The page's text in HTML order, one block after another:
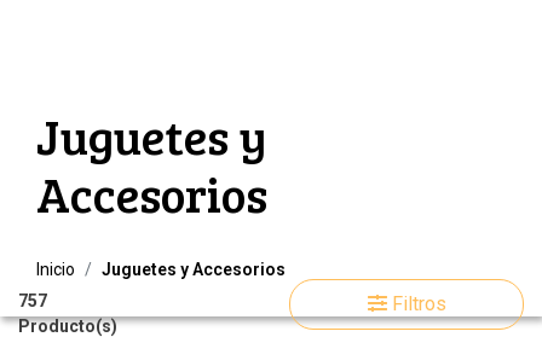
Juguetes y
Accesorios
Inicio
Juguetes y Accesorios
757
Producto(s)
Filtros